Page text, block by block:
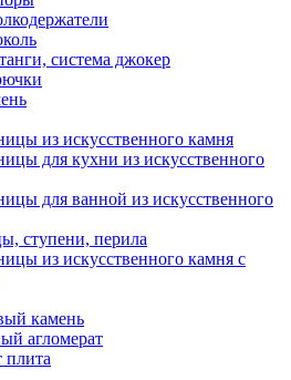
система джокер
из искусственного камня
для кухни из искусственного
для ванной из искусственного
ступени, перила
из искусственного камня с
камень
агломерат
плита